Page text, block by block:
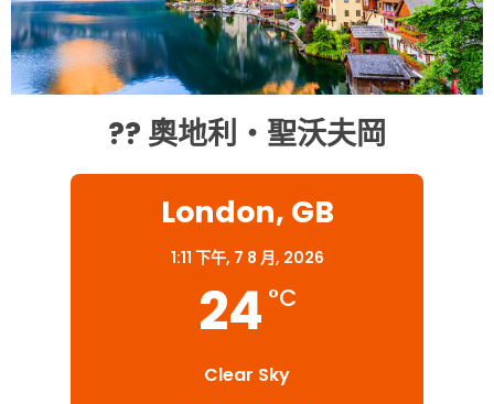
?? 奧地利・聖沃夫岡
London, GB
1:11 下午, 7 8 月, 2026
24 °C
Clear Sky